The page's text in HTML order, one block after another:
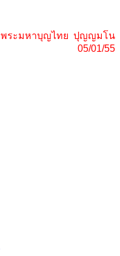
พระมหาบุญไทย ปุญญมโน
05/01/55